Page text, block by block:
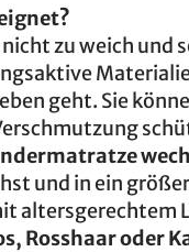
zu weich
geht. Sie
und in ein
altersgerechtem
Rosshaar oder